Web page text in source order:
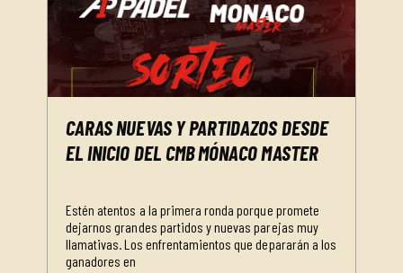
CARAS NUEVAS Y PARTIDAZOS DESDE
EL INICIO DEL CMB MÓNACO MASTER
Estén atentos a la primera ronda porque promete
dejarnos grandes partidos y nuevas parejas muy
llamativas. Los enfrentamientos que depararán a los
ganadores en